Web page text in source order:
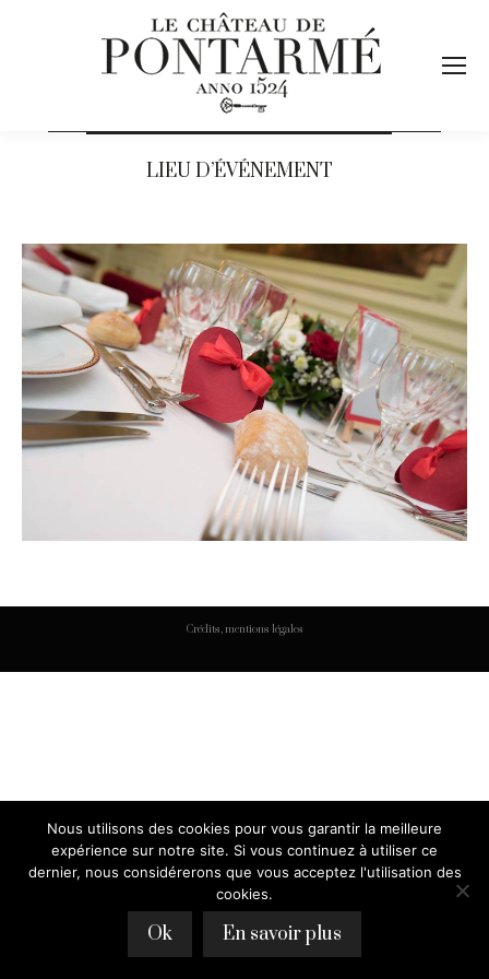
LIEU D’ÉVÉNEMENT
Crédits, mentions légales
Nous utilisons des cookies pour vous garantir la meilleure
expérience sur notre site. Si vous continuez à utiliser ce
dernier, nous considérerons que vous acceptez l'utilisation des
cookies.
Ok En savoir plus